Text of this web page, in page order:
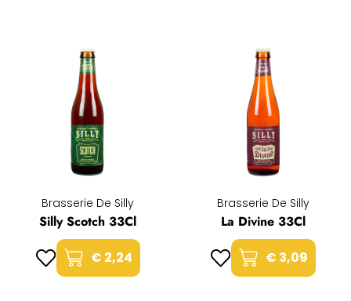
Brasserie De Silly
Silly Scotch 33Cl
€ 2,24
Brasserie De Silly
La Divine 33Cl
€ 3,09